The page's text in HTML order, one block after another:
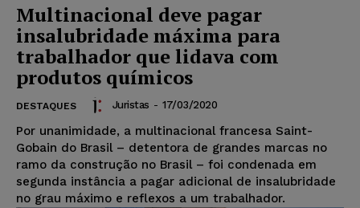
Multinacional deve pagar
insalubridade máxima para
trabalhador que lidava com
produtos químicos
DESTAQUES Juristas - 17/03/2020
Por unanimidade, a multinacional francesa Saint-
Gobain do Brasil – detentora de grandes marcas no
ramo da construção no Brasil – foi condenada em
segunda instância a pagar adicional de insalubridade
no grau máximo e reflexos a um trabalhador.